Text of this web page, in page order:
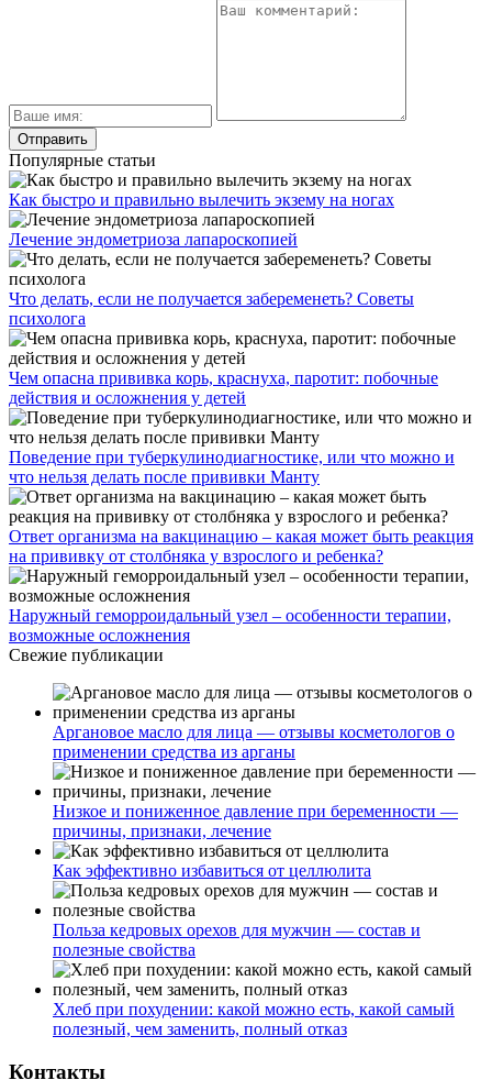
Популярные статьи
Как быстро и правильно вылечить экзему на ногах
Лечение эндометриоза лапароскопией
Что делать, если не получается забеременеть? Советы
психолога
Чем опасна прививка корь, краснуха, паротит: побочные
действия и осложнения у детей
Поведение при туберкулинодиагностике, или что можно и
что нельзя делать после прививки Манту
Ответ организма на вакцинацию – какая может быть реакция
на прививку от столбняка у взрослого и ребенка?
Наружный геморроидальный узел – особенности терапии,
возможные осложнения
Свежие публикации
Аргановое масло для лица — отзывы косметологов о
применении средства из арганы
Низкое и пониженное давление при беременности —
причины, признаки, лечение
Как эффективно избавиться от целлюлита
Польза кедровых орехов для мужчин — состав и
полезные свойства
Хлеб при похудении: какой можно есть, какой самый
полезный, чем заменить, полный отказ
Контакты